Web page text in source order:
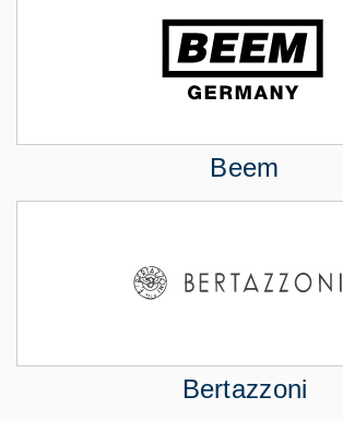
Beem
Bertazzoni